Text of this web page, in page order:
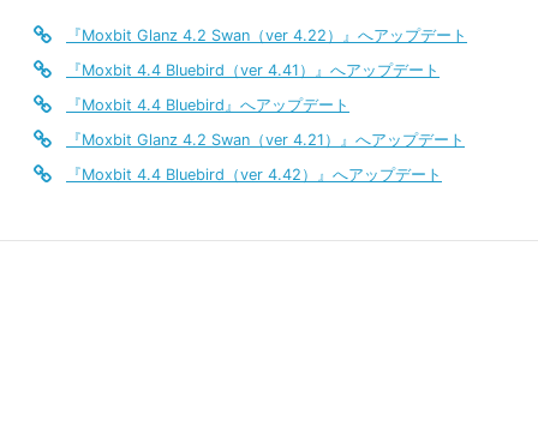
『Moxbit Glanz 4.2 Swan（ver 4.22）』へアップデート
『Moxbit 4.4 Bluebird（ver 4.41）』へアップデート
『Moxbit 4.4 Bluebird』へアップデート
『Moxbit Glanz 4.2 Swan（ver 4.21）』へアップデート
『Moxbit 4.4 Bluebird（ver 4.42）』へアップデート